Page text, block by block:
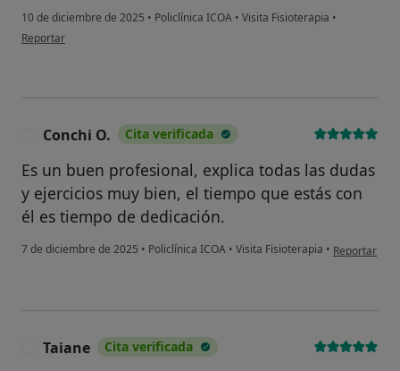
10 de diciembre de 2025 • Policlínica ICOA • Visita Fisioterapia •
en opinión del usuario Pilar
Reportar
Conchi O. Cita verificada
Es un buen profesional, explica todas las dudas
y ejercicios muy bien, el tiempo que estás con
él es tiempo de dedicación.
7 de diciembre de 2025 • Policlínica ICOA • Visita Fisioterapia • en opinión
Reportar
Taiane Cita verificada